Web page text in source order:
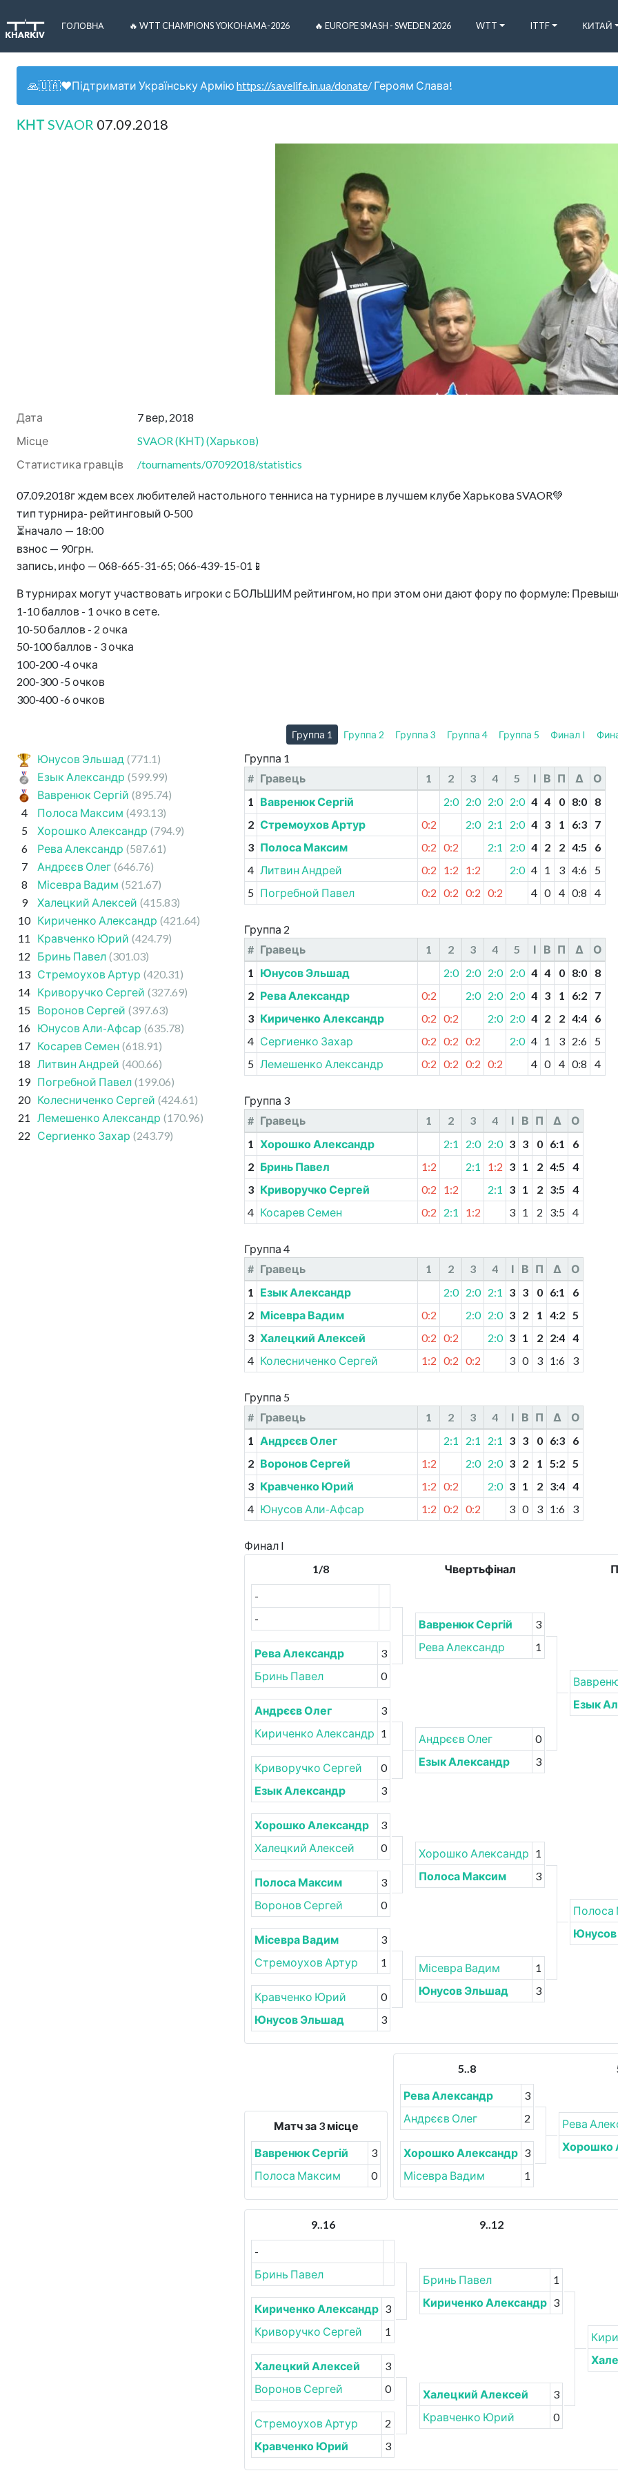
ГОЛОВНА 🔥 WTT CHAMPIONS YOKOHAMA-2026 🔥 EUROPE SMASH - SWEDEN 2026 WTT ITTF КИТАЙ
🙏🇺🇦❤️Підтримати Українську Армію https://savelife.in.ua/donate/ Героям Слава!
КНТ SVAOR 07.09.2018
Дата
7 вер, 2018
Місце
SVAOR (КНТ)(Харьков)
Статистика гравців
/tournaments/07092018/statistics
07.09.2018г ждем всех любителей настольного тенниса на турнире в лучшем клубе Харькова SVAOR💚
тип турнира- рейтинговый 0-500
⏳начало — 18:00
взнос — 90грн.
запись, инфо — 068-665-31-65; 066-439-15-01📱
В турнирах могут участвовать игроки с БОЛЬШИМ рейтингом, но при этом они дают фору по формуле:
1-10 баллов - 1 очко в сете.
10-50 баллов - 2 очка
50-100 баллов - 3 очка
100-200 -4 очка
200-300 -5 очков
300-400 -6 очков
Группа 1 Группа 2 Группа 3 Группа 4 Группа 5 Финал I
Юнусов Эльшад (771.1)
Езык Александр (599.99)
Вавренюк Сергій (895.74)
4
Полоса Максим (493.13)
5
Хорошко Александр (794.9)
6
Рева Александр (587.61)
7
Андрєєв Олег (646.76)
8
Місевра Вадим (521.67)
9
Халецкий Алексей (415.83)
10 Кириченко Александр (421.64)
11
Кравченко Юрий (424.79)
12
Бринь Павел (301.03)
13 Стремоухов Артур (420.31)
14 Криворучко Сергей (327.69)
15 Воронов Сергей (397.63)
16 Юнусов Али-Афсар (635.78)
17 Косарев Семен (618.91)
18 Литвин Андрей (400.66)
19 Погребной Павел (199.06)
20 Колесниченко Сергей (424.61)
21
Лемешенко Александр (170.96)
22
Сергиенко Захар (243.79)
Группа 1
# Гравець 1 2 3 4 5 І В П Δ
О
1 Вавренюк Сергій 2:0 2:0 2:0 2:0 4 4 0 8:0
8
2 Стремоухов Артур 0:2 2:0 2:1 2:0 4 3 1 6:3
7
3 Полоса Максим 0:2 0:2 2:1 2:0 4 2 2 4:5
6
4 Литвин Андрей 0:2 1:2 1:2 2:0 4 1 3 4:6
5
5 Погребной Павел 0:2 0:2 0:2 0:2 4 0 4 0:8 4
Группа 2
# Гравець 1 2 3 4 5 І В П Δ
О
1 Юнусов Эльшад 2:0 2:0 2:0 2:0 4 4 0 8:0
8
2 Рева Александр 0:2 2:0 2:0 2:0 4 3 1 6:2
7
3 Кириченко Александр 0:2 0:2 2:0 2:0 4 2 2 4:4
6
4 Сергиенко Захар 0:2 0:2 0:2 2:0 4 1 3 2:6
5
5 Лемешенко Александр 0:2 0:2 0:2 0:2 4 0 4 0:8 4
Группа 3
# Гравець 1 2 3 4 І В П Δ
О
1 Хорошко Александр 2:1 2:0 2:0 3 3 0 6:1
6
2 Бринь Павел 1:2 2:1 1:2 3 1 2 4:5
4
3 Криворучко Сергей 0:2 1:2 2:1 3 1 2 3:5
4
4 Косарев Семен 0:2 2:1 1:2 3 1 2 3:5 4
Группа 4
# Гравець 1 2 3 4 І В П Δ
О
1 Езык Александр 2:0 2:0 2:1 3 3 0 6:1
6
2 Місевра Вадим 0:2 2:0 2:0 3 2 1 4:2 5
3 Халецкий Алексей 0:2 0:2 2:0 3 1 2 2:4 4
4 Колесниченко Сергей 1:2 0:2 0:2 3 0 3 1:6 3
Группа 5
# Гравець 1 2 3 4 І В П Δ
О
1 Андрєєв Олег 2:1 2:1 2:1 3 3 0 6:3
6
2 Воронов Сергей 1:2 2:0 2:0 3 2 1 5:2 5
3 Кравченко Юрий 1:2 0:2 2:0 3 1 2 3:4 4
4 Юнусов Али-Афсар 1:2 0:2 0:2 3 0 3 1:6 3
Финал I
1/8
Чвертьфінал
-
-
Рева Александр
3
Бринь Павел
0
Андрєєв Олег
3
Кириченко Александр 1
Криворучко Сергей
0
Езык Александр
3
Хорошко Александр
3
Халецкий Алексей
0
Полоса Максим
3
Воронов Сергей
0
Місевра Вадим
3
Стремоухов Артур
1
Кравченко Юрий
0
Юнусов Эльшад
3
Вавренюк Сергій
3
Рева Александр
1
Андрєєв Олег
0
Езык Александр
3
Хорошко Александр 1
Полоса Максим
3
Місевра Вадим
1
Юнусов Эльшад
3
Езык
Полоса
Матч за 3 місце
Вавренюк Сергій
3
Полоса Максим
0
5..8
Рева Александр
3
Андрєєв Олег
2
Хорошко Александр 3
Місевра Вадим
1
Рева
Хорошко
9..16 9..12
-
Бринь Павел
Кириченко Александр 3
Криворучко Сергей
1
Халецкий Алексей
3
Воронов Сергей
0
Стремоухов Артур
2
Кравченко Юрий
3
Бринь Павел
1
Кириченко Александр 3
Халецкий Алексей
3
Кравченко Юрий
0